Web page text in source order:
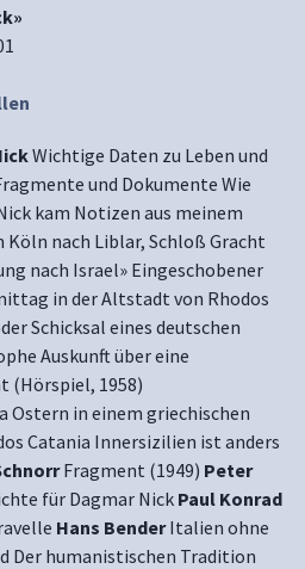
Wichtige Daten zu Leben und
und Dokumente Wie
kam Notizen aus meinem
Köln nach Liblar, Schloß Gracht
nach Israel» Eingeschobener
in der Altstadt von Rhodos
Schicksal eines deutschen
Auskunft über eine
(Hörspiel, 1958)
Ostern in einem griechischen
Catania Innersizilien ist anders
Fragment (1949) Peter
für Dagmar Nick Paul Konrad
Hans BenderItalien ohne
Der humanistischen Tradition